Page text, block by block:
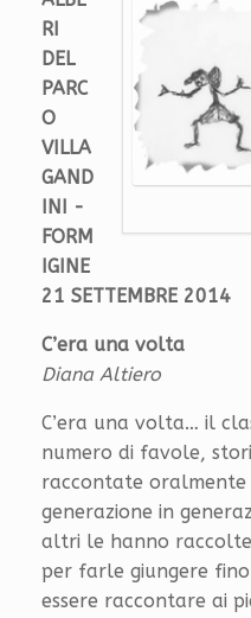
RI
DEL
PARC
O
VILLA
GAND
INI -
FORM
IGINE
21 SETTEMBRE 2014
C’era una volta
Diana Altiero
C’era una volta… il
numero di favole,
raccontate oralmente
generazione in
altri le hanno
per farle giungere
essere raccontare ai